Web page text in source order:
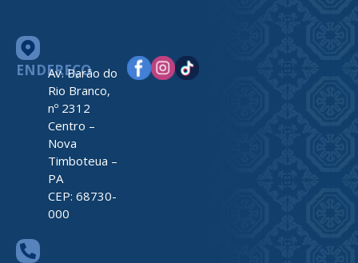
ENDEREÇO
Av. Barão do
Rio Branco,
nº 2312
Centro –
Nova
Timboteua –
PA
CEP: 68730-
000